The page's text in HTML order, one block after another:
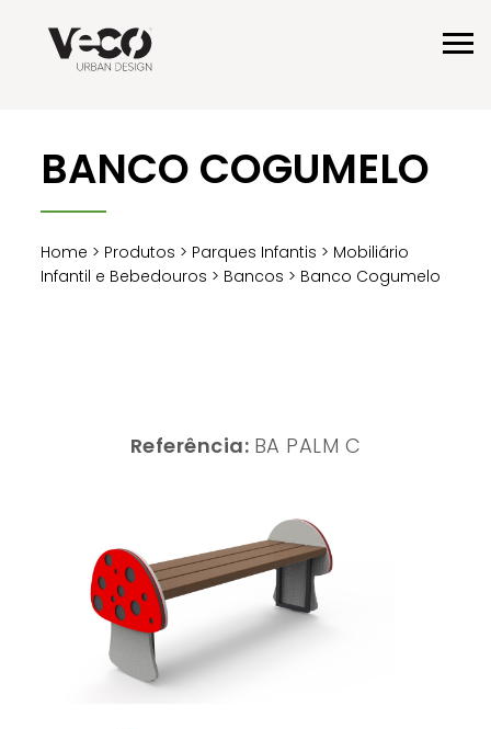
BANCO COGUMELO
Home > Produtos > Parques Infantis > Mobiliário
Infantil e Bebedouros > Bancos > Banco Cogumelo
Referência: BA PALM C